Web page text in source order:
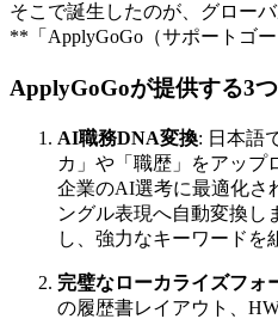
そこで誕生したのが、グロー
**「ApplyGoGo（サポートゴ
ApplyGoGoが提供する3
AI職務DNA変換: 日本語
カ」や「職歴」をアップ
企業のAI選考に最適化さ
ングル表現へ自動変換し
し、強力なキーワードを
完璧なローカライズフォ
の履歴書レイアウト、